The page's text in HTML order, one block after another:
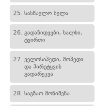
25. სასწავლო სვლა
26. გადაზიდვები, ხალხი,
ტვირთი
27. ველოსიპედი, მოპედი
და პირუტყვის
გადარეკვა
28. საგზაო მონიშვნა